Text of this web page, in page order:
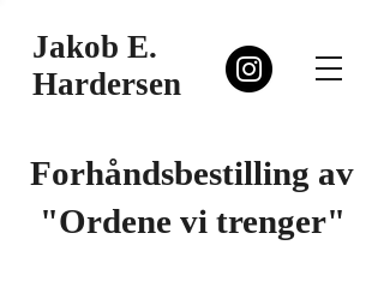
Jakob E.
Hardersen
Forhåndsbestilling av
"Ordene vi trenger"